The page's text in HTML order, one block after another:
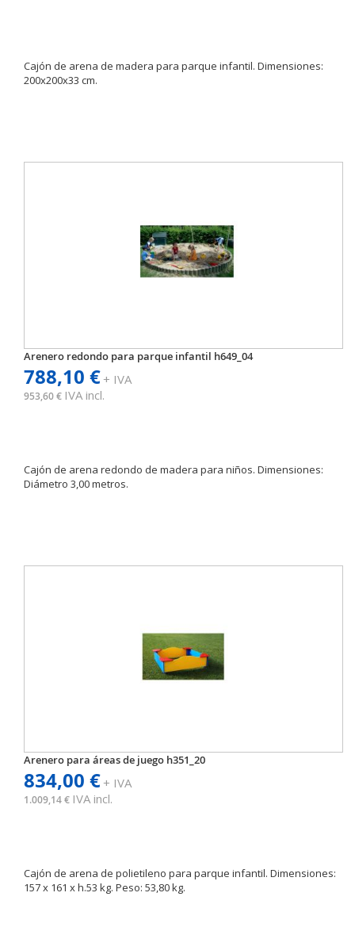
Cajón de arena de madera para parque infantil. Dimensiones:
200x200x33 cm.
Arenero redondo para parque infantil h649_04
788,10 €+ IVA
953,60 € IVA incl.
Cajón de arena redondo de madera para niños. Dimensiones:
Diámetro 3,00 metros.
Arenero para áreas de juego h351_20
834,00 €+ IVA
1.009,14 € IVA incl.
Cajón de arena de polietileno para parque infantil. Dimensiones:
157 x 161 x h.53 kg. Peso: 53,80 kg.